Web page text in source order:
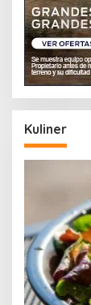
Kuliner